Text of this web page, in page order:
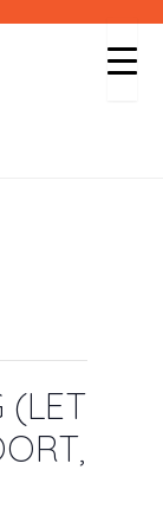
(LET